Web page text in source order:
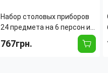
Набор столовых приборов
24 предмета на 6 персон из
нержавеющей стали YC
0101, зеркальная
767грн.